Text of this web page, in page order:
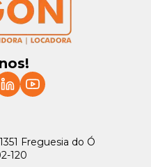
Freguesia do Ó
120